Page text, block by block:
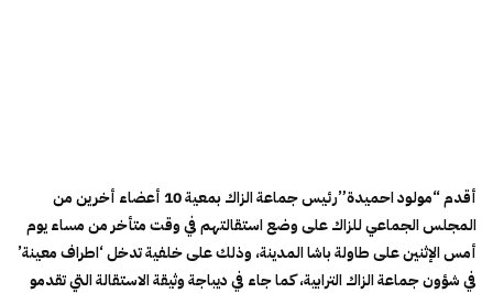
أقدم “مولود احميدة”رئيس جماعة الزاك بمعية 10 أعضاء أخرين من
المجلس الجماعي للزاك على وضع استقالتهم في وقت متأخر من مساء يوم
أمس الإثنين على طاولة باشا المدينة، وذلك على خلفية تدخل ‘اطراف معينة’
في شؤون جماعة الزاك الترابية، كما جاء في ديباجة وثيقة الاستقالة التي تقدمو